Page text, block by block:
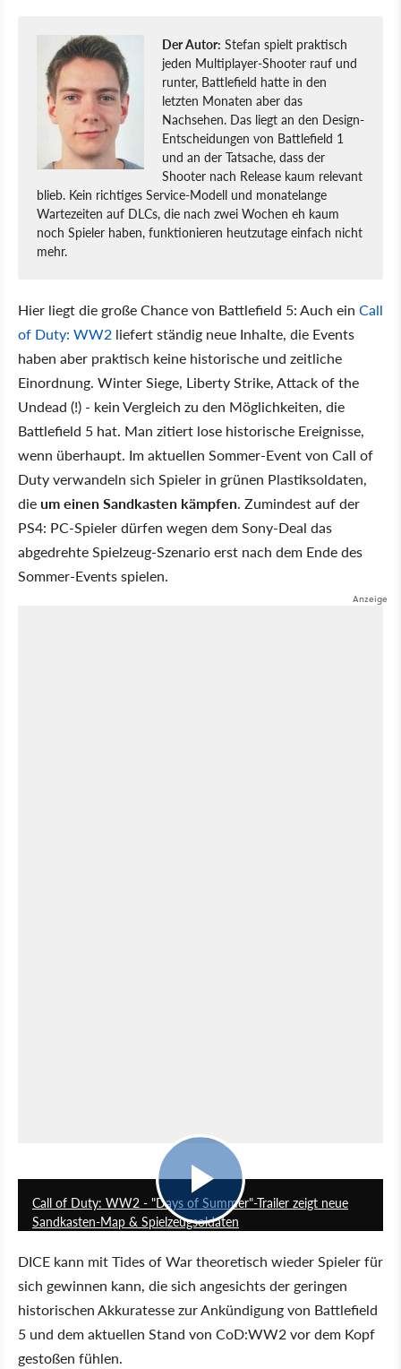
Der Autor: Stefan spielt praktisch
jeden Multiplayer-Shooter rauf und
runter, Battlefield hatte in den
letzten Monaten aber das
Nachsehen. Das liegt an den Design-
Entscheidungen von Battlefield 1
und an der Tatsache, dass der
Shooter nach Release kaum relevant
blieb. Kein richtiges Service-Modell und monatelange
Wartezeiten auf DLCs, die nach zwei Wochen eh kaum
noch Spieler haben, funktionieren heutzutage einfach nicht
mehr.
Hier liegt die große Chance von Battlefield 5: Auch ein Call
of Duty: WW2 liefert ständig neue Inhalte, die Events
haben aber praktisch keine historische und zeitliche
Einordnung. Winter Siege, Liberty Strike, Attack of the
Undead (!) - kein Vergleich zu den Möglichkeiten, die
Battlefield 5 hat. Man zitiert lose historische Ereignisse,
wenn überhaupt. Im aktuellen Sommer-Event von Call of
Duty verwandeln sich Spieler in grünen Plastiksoldaten,
dieum einen Sandkasten kämpfen. Zumindest auf der
PS4: PC-Spieler dürfen wegen dem Sony-Deal das
abgedrehte Spielzeug-Szenario erst nach dem Ende des
Sommer-Events spielen.
Call of Duty: WW2 - "Days of Summer"-Trailer zeigt neue
Sandkasten-Map & Spielzeugsoldaten
DICE kann mit Tides of War theoretisch wieder Spieler für
sich gewinnen kann, die sich angesichts der geringen
historischen Akkuratesse zur Ankündigung von Battlefield
5 und dem aktuellen Stand von CoD:WW2 vor dem Kopf
gestoßen fühlen.